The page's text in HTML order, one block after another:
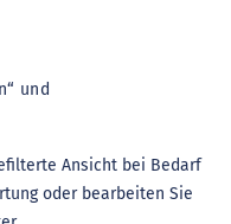
und
Ansicht bei Bedarf
oder bearbeiten Sie